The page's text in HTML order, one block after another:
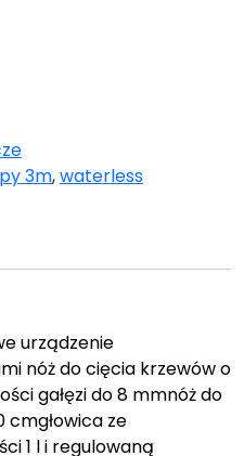
3m,waterless
urządzenie
nóż do cięcia krzewów o
gałęzi do 8 mmnóż do
cmgłowica ze
1 l i regulowaną